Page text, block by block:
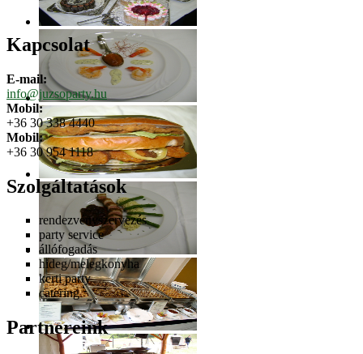
Kapcsolat
E-mail:
info@juzsoparty.hu
Mobil:
+36 30 338 4440
Mobil:
+36 30 954 1118
Szolgáltatások
rendezvényszervezés
party service
állófogadás
hideg/melegkonyha
kerti party
catering
Partnereink